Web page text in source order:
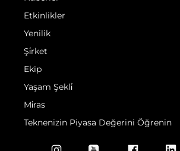
Etkinlikler
Yenilik
Şi̇rket
Ekip
Yaşam Şekli̇
Mi̇ras
Teknenizin Piyasa Değerini Öğrenin